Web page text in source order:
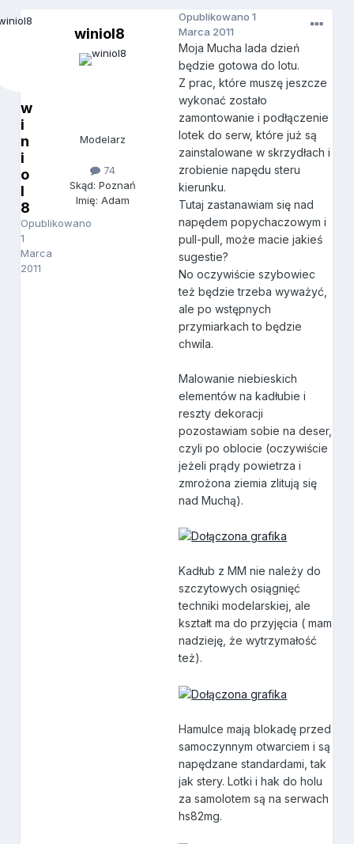
w
i
n
i
o
l
8
Opublikowano
1
Marca
2011
winiol8
Modelarz
74
Skąd: Poznań
Imię: Adam
Opublikowano1
Marca 2011
Moja Mucha lada dzień
będzie gotowa do lotu.
Z prac, które muszę jeszcze
wykonać zostało
zamontowanie i podłączenie
lotek do serw, które już są
zainstalowane w skrzydłach i
zrobienie napędu steru
kierunku.
Tutaj zastanawiam się nad
napędem popychaczowym i
pull-pull, może macie jakieś
sugestie?
No oczywiście szybowiec
też będzie trzeba wyważyć,
ale po wstępnych
przymiarkach to będzie
chwila.
Malowanie niebieskich
elementów na kadłubie i
reszty dekoracji
pozostawiam sobie na deser,
czyli po oblocie (oczywiście
jeżeli prądy powietrza i
zmrożona ziemia zlitują się
nad Muchą).
Kadłub z MM nie należy do
szczytowych osiągnięć
techniki modelarskiej, ale
kształt ma do przyjęcia ( mam
nadzieję, że wytrzymałość
też).
Hamulce mają blokadę przed
samoczynnym otwarciem i są
napędzane standardami, tak
jak stery. Lotki i hak do holu
za samolotem są na serwach
hs82mg.